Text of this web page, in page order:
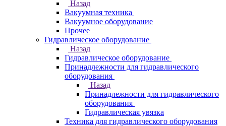
Назад
Вакуумная техника
Вакуумное оборудование
Прочее
Гидравлическое оборудование
Назад
Гидравлическое оборудование
Принадлежности для гидравлического
оборудования
Назад
Принадлежности для гидравлического
оборудования
Гидравлическая увязка
Техника для гидравлического оборудования